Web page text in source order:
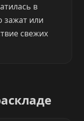
в
зажат или
свежих